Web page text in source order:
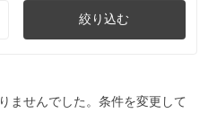
絞り込む
ませんでした。条件を変更して